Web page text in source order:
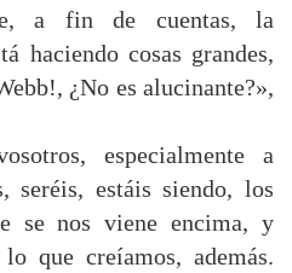
a fin de cuentas, la
haciendo cosas grandes,
¿No es alucinante?»,
especialmente a
seréis, estáis siendo, los
se nos viene encima, y
que creíamos, además.